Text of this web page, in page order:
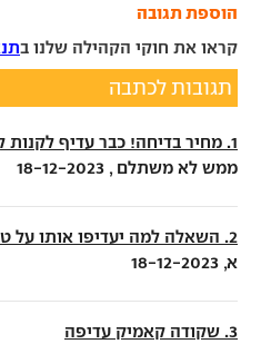
הוספת תגובה
קראו את חוקי הקהילה שלנו ב
תגובות לכתבה
1. מחיר בדיחה! כבר עדיף לקנות קופרה בכזה מחיר
ממש לא משתלם , 18-12-2023
2. השאלה למה יעדיפו אותו על טויוטה chr
א, 18-12-2023
3. שקודה קאמיק עדיפה